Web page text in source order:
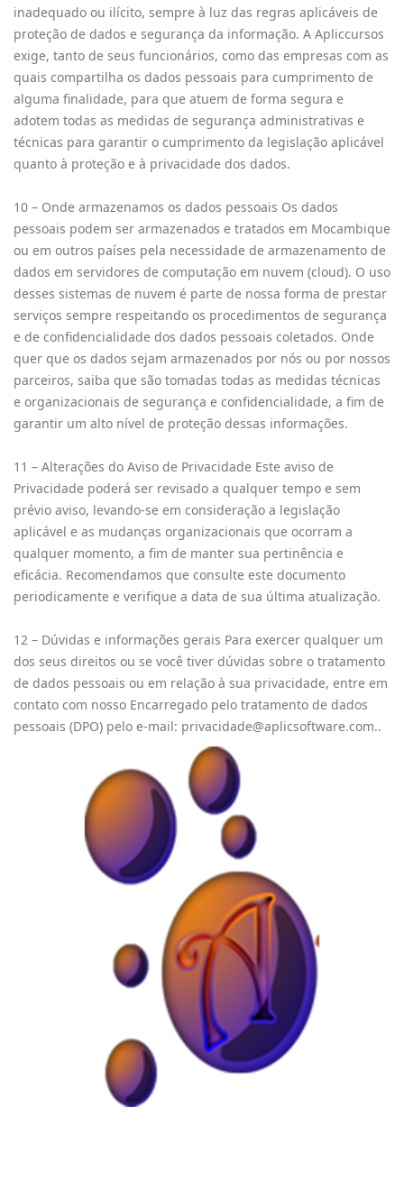
inadequado ou ilícito, sempre à luz das regras aplicáveis de
proteção de dados e segurança da informação. A Apliccursos
exige, tanto de seus funcionários, como das empresas com as
quais compartilha os dados pessoais para cumprimento de
alguma finalidade, para que atuem de forma segura e
adotem todas as medidas de segurança administrativas e
técnicas para garantir o cumprimento da legislação aplicável
quanto à proteção e à privacidade dos dados.
10 – Onde armazenamos os dados pessoais Os dados
pessoais podem ser armazenados e tratados em Mocambique
ou em outros países pela necessidade de armazenamento de
dados em servidores de computação em nuvem (cloud). O uso
desses sistemas de nuvem é parte de nossa forma de prestar
serviços sempre respeitando os procedimentos de segurança
e de confidencialidade dos dados pessoais coletados. Onde
quer que os dados sejam armazenados por nós ou por nossos
parceiros, saiba que são tomadas todas as medidas técnicas
e organizacionais de segurança e confidencialidade, a fim de
garantir um alto nível de proteção dessas informações.
11 – Alterações do Aviso de Privacidade Este aviso de
Privacidade poderá ser revisado a qualquer tempo e sem
prévio aviso, levando-se em consideração a legislação
aplicável e as mudanças organizacionais que ocorram a
qualquer momento, a fim de manter sua pertinência e
eficácia. Recomendamos que consulte este documento
periodicamente e verifique a data de sua última atualização.
12 – Dúvidas e informações gerais Para exercer qualquer um
dos seus direitos ou se você tiver dúvidas sobre o tratamento
de dados pessoais ou em relação à sua privacidade, entre em
contato com nosso Encarregado pelo tratamento de dados
pessoais (DPO) pelo e-mail: privacidade@aplicsoftware.com..